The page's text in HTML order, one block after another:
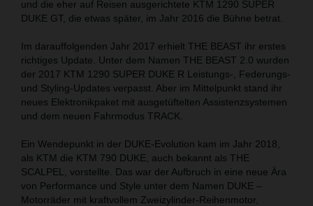
und die eher auf Reisen ausgerichtete KTM 1290 SUPER
DUKE GT, die etwas später, im Jahr 2016 die Bühne betrat.
Im darauffolgenden Jahr 2017 erhielt THE BEAST ihr erstes
richtiges Update. Unter dem Namen THE BEAST 2.0 wurden
der 2017 KTM 1290 SUPER DUKE R Leistungs-, Federungs-
und Styling-Updates verpasst. Aber im Mittelpunkt stand ihr
neues Elektronikpaket mit ausgetüftelten Assistenzsystemen
und dem neuen Fahrmodus TRACK.
Ein Wendepunkt in der DUKE-Evolution kam im Jahr 2018,
als KTM die KTM 790 DUKE, auch bekannt als THE
SCALPEL, vorstellte. Das war der Aufbruch in eine neue Ära
von Performance und Style unter dem Namen DUKE –
Motorräder mit kraftvollem Zweizylinder-Reihenmotor,